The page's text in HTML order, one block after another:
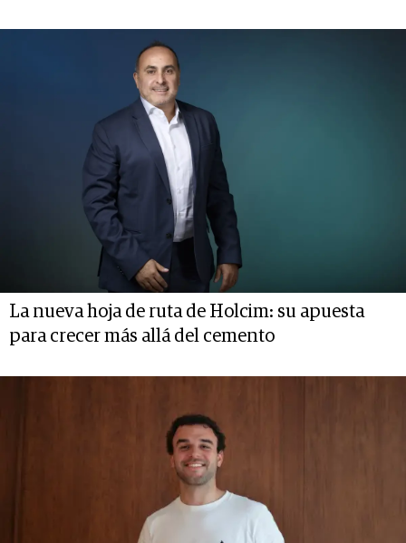
La nueva hoja de ruta de Holcim: su apuesta
para crecer más allá del cemento